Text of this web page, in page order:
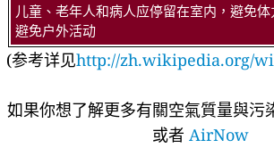
儿童、老年人和病人应停留在室内，避免
避免户外活动
(参考详见http://zh.wikipedia.org/
如果你想了解更多有關空氣質量與污
或者 AirNow